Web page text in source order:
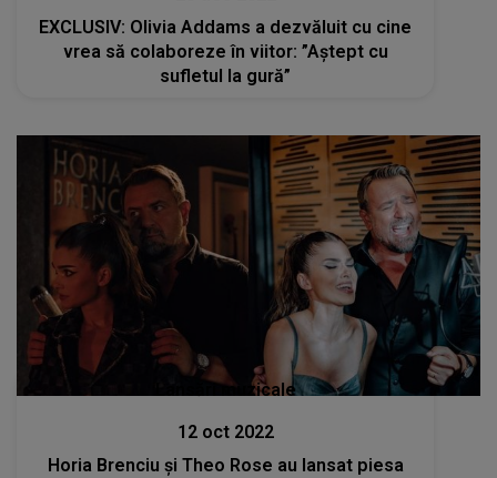
EXCLUSIV: Olivia Addams a dezvăluit cu cine
vrea să colaboreze în viitor: ”Aștept cu
sufletul la gură”
Lansări muzicale
12 oct 2022
Horia Brenciu și Theo Rose au lansat piesa